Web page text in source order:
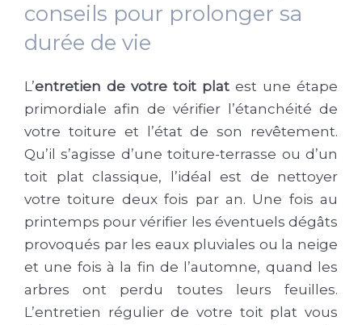
conseils pour prolonger sa
durée de vie
L’entretien de votre toit plat est une étape
primordiale afin de vérifier l’étanchéité de
votre toiture et l’état de son revêtement.
Qu’il s’agisse d’une toiture-terrasse ou d’un
toit plat classique, l’idéal est de nettoyer
votre toiture deux fois par an. Une fois au
printemps pour vérifier les éventuels dégâts
provoqués par les eaux pluviales ou la neige
et une fois à la fin de l’automne, quand les
arbres ont perdu toutes leurs feuilles.
L’entretien régulier de votre toit plat vous